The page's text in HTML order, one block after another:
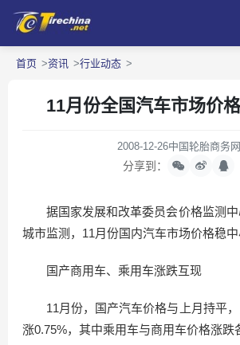
首页 资讯 行业动态
11月份全国汽车市场价
2008-12-26中国轮胎商务网
分享到：
据国家发展和改革委员会价格监测中
城市监测，11月份国内汽车市场价格稳中
国产商用车、乘用车涨跌互现
11月份，国产汽车价格与上月持平，
涨0.75%，其中乘用车与商用车价格涨跌